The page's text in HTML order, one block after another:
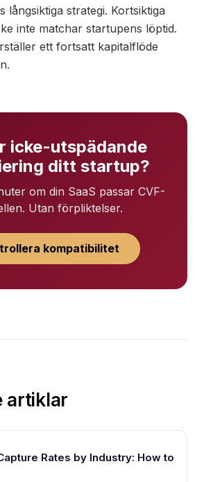
långsiktiga strategi. Kortsiktiga
inte matchar startupens löptid.
ett fortsatt kapitalflöde
icke-utspädande
ditt startup?
om din SaaS passar CVF-
Utan förpliktelser.
kompatibilitet
artiklar
Rates by Industry: How to